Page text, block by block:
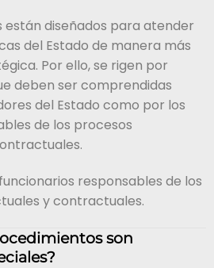
están diseñados para atender
del Estado de manera más
Por ello, se rigen por
deben ser comprendidas
del Estado como por los
de los procesos
responsables de los
y contractuales.
son